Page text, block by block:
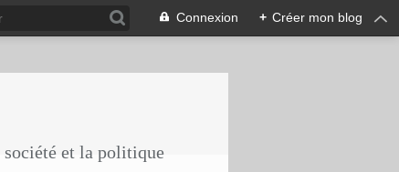
Connexion + Créer mon blog
et la politique